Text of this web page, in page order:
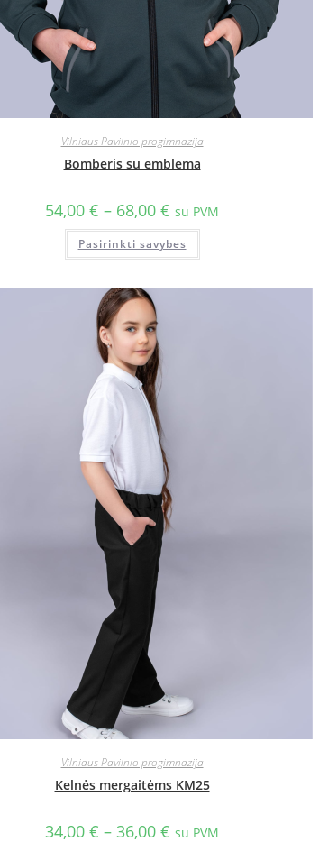
Vilniaus Pavilnio progimnazija
Bomberis su emblema
54,00€ – 68,00€ su PVM
Pasirinkti savybes
Vilniaus Pavilnio progimnazija
Kelnės mergaitėms KM25
34,00€ – 36,00€ su PVM